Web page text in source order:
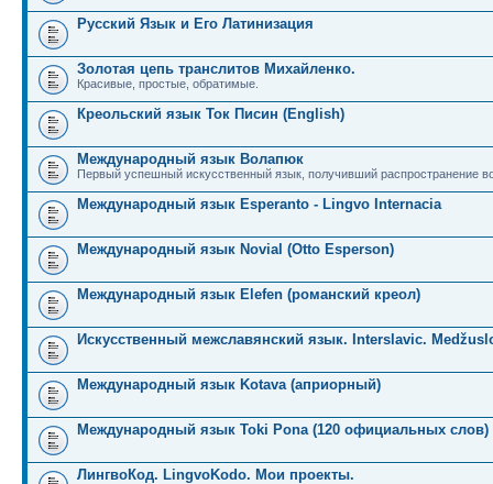
Русский Язык и Его Латинизация
Золотая цепь транслитов Михайленко.
Красивые, простые, обратимые.
Креольский язык Ток Писин (English)
Международный язык Волапюк
Первый успешный искусственный язык, получивший распространение
Международный язык Esperanto - Lingvo Internacia
Международный язык Novial (Otto Esperson)
Международный язык Elefen (романский креол)
Искусственный межславянский язык. Interslavic.
Международный язык Kotava (априорный)
Международный язык Toki Pona (120 официальных слов)
ЛингвоКод. LingvoKodo. Мои проекты.